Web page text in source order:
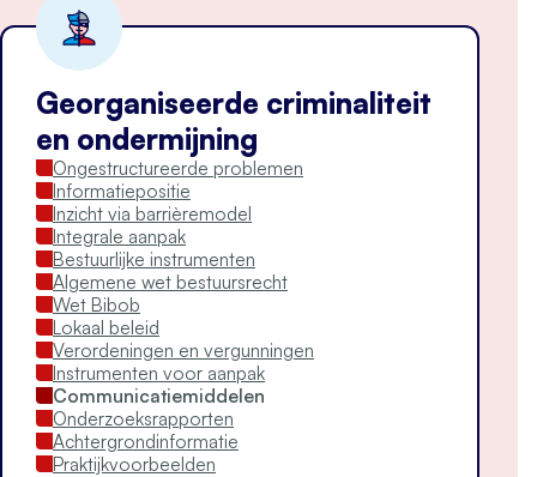
Georganiseerde criminaliteit
en ondermijning
Ongestructureerde problemen
Informatiepositie
Inzicht via barrièremodel
Integrale aanpak
Bestuurlijke instrumenten
Algemene wet bestuursrecht
Wet Bibob
Lokaal beleid
Verordeningen en vergunningen
Instrumenten voor aanpak
Communicatiemiddelen
Onderzoeksrapporten
Achtergrondinformatie
Praktijkvoorbeelden